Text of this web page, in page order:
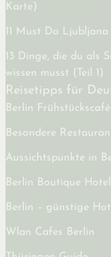
Karte)
11 Must Do
13 Dinge, die du als
wissen musst (Teil 1)
Reisetipps für
Berlin
Besondere
Aussichtspunkte in
Berlin Boutique
Berlin – günstige
Wlan Cafes Berlin